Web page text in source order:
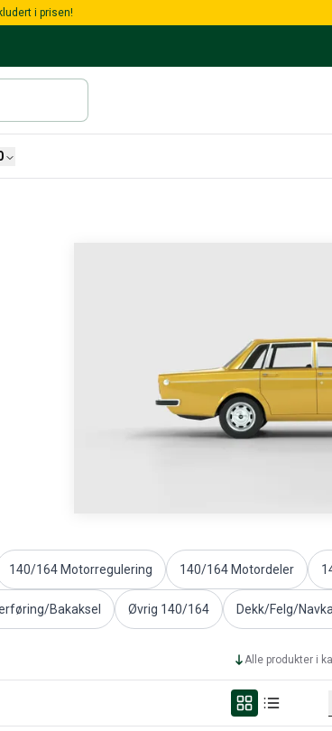
i prisen!
140/164 Motorregulering 140/164 Motordeler
Bakaksel Øvrig 140/164 Dekk/Felg/
Alle produkter i